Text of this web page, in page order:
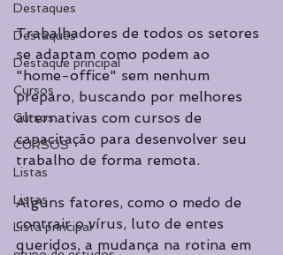
Destaques
Destaques
Destaque principal
Cursos
Cursos
CURSOS
Listas
Listas
Lista principal
Trabalhadores de todos os setores
se adaptam como podem ao
"home-office" sem nenhum
preparo, buscando por melhores
alternativas com cursos de
capacitação para desenvolver seu
trabalho de forma remota.
Alguns fatores, como o medo de
contrair o vírus, luto de entes
queridos, a mudança na rotina em